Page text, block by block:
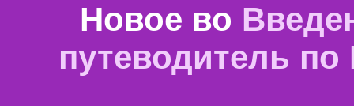
Новое во
путеводитель